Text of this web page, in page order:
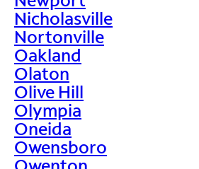
Nicholasville
Nortonville
Oakland
Olaton
Olive Hill
Olympia
Oneida
Owensboro